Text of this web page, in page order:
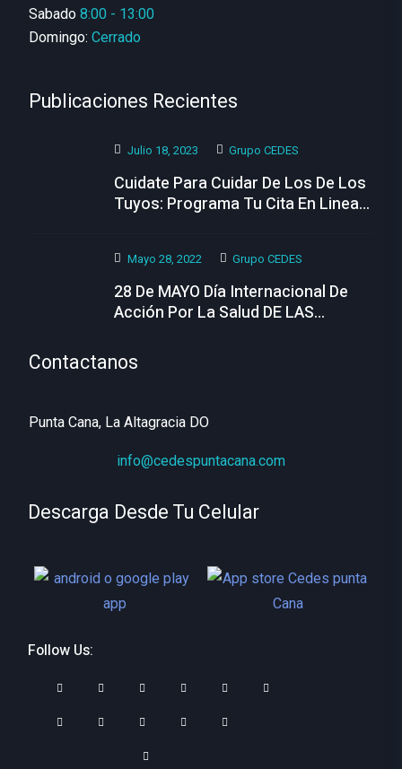
Sabado 8:00 - 13:00
Domingo: Cerrado
Publicaciones Recientes
Julio 18, 2023 Grupo CEDES
Cuidate Para Cuidar De Los De Los
Tuyos: Programa Tu Cita En Linea
Mayo 28, 2022 Grupo CEDES
28 De MAYO Día Internacional De
Acción Por La Salud DE LAS
Contactanos
Punta Cana, La Altagracia DO
info@cedespuntacana.com
Descarga Desde Tu Celular
Follow Us: